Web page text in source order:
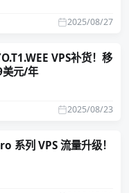
2025/08/27
VPS补货！移
美元/年
2025/08/23
系列 VPS 流量升级！